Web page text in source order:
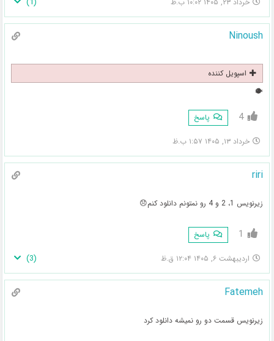
Ninoush
اسپویل کننده
🐡
4 پاسخ
خرداد ۱۳, ۱۴۰۵ ۱:۵۷ ب.ظ
riri
زیرنویس 1، 2 و 4 رو نمتونم دانلود کنم😞
1 پاسخ
اردیبهشت ۶, ۱۴۰۵ ۱۲:۰۴ ق.ظ (
3
)
Fatemeh
زیرنویس قسمت دو رو نمیشه دانلود کرد